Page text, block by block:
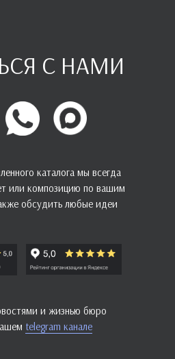
С НАМИ
каталога мы всегда
или композицию по вашим
обсудить любые идеи
и жизнью бюро
telegram канале